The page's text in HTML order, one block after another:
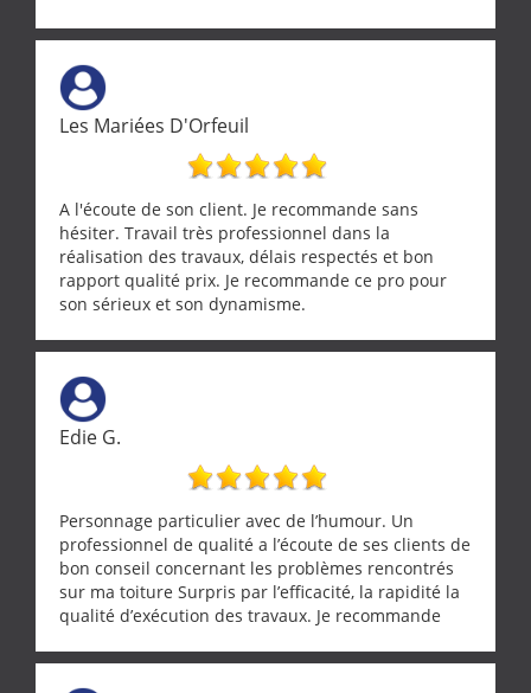
récupérateur d'eau, tout a été parfaitement mis en
œuvre sans besoin d'y revenir. confiance assurée.
Les Mariées D'Orfeuil
A l'écoute de son client. Je recommande sans
hésiter. Travail très professionnel dans la
réalisation des travaux, délais respectés et bon
rapport qualité prix. Je recommande ce pro pour
son sérieux et son dynamisme.
Edie G.
Personnage particulier avec de l’humour. Un
professionnel de qualité a l’écoute de ses clients de
bon conseil concernant les problèmes rencontrés
sur ma toiture Surpris par l’efficacité, la rapidité la
qualité d’exécution des travaux. Je recommande